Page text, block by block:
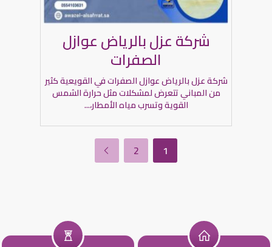
شركة عزل بالرياض عوازل
الصفرات
شركة عزل بالرياض عوازل الصفرات في القويعية كثير
من المباني تتعرض لمشكلات مثل حرارة الشمس
القوية وتسرب مياه الأمطار،...
1
2